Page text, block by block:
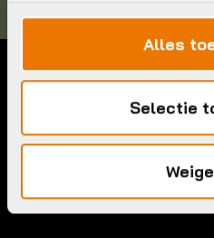
Alles
Selectie
Mail:
info@bykestore.nl
Brouwerstraat 8B
1315 BP Almere